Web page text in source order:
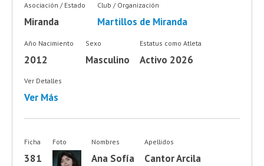
Asociación / Estado
Miranda
Club / Organización
Martillos de Miranda
Año Nacimiento
2012
Sexo
Masculino
Estatus como Atleta
Activo 2026
Ver Detalles
Ver Más
Ficha
381
Foto Nombres
Ana Sofía
Apellidos
Cantor Arcila